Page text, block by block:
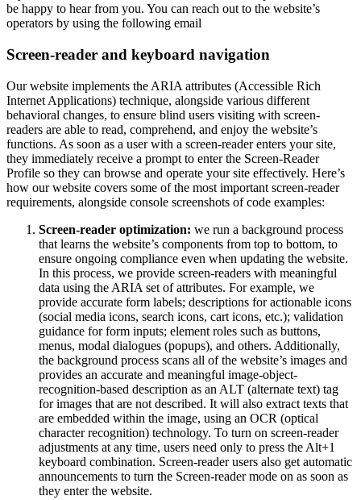
be happy to hear from you. You can reach out to the website’s
operators by using the following email
Screen-reader and keyboard navigation
Our website implements the ARIA attributes (Accessible Rich
Internet Applications) technique, alongside various different
behavioral changes, to ensure blind users visiting with screen-
readers are able to read, comprehend, and enjoy the website’s
functions. As soon as a user with a screen-reader enters your site,
they immediately receive a prompt to enter the Screen-Reader
Profile so they can browse and operate your site effectively. Here’s
how our website covers some of the most important screen-reader
requirements, alongside console screenshots of code examples:
Screen-reader optimization: we run a background process
that learns the website’s components from top to bottom, to
ensure ongoing compliance even when updating the website.
In this process, we provide screen-readers with meaningful
data using the ARIA set of attributes. For example, we
provide accurate form labels; descriptions for actionable icons
(social media icons, search icons, cart icons, etc.); validation
guidance for form inputs; element roles such as buttons,
menus, modal dialogues (popups), and others. Additionally,
the background process scans all of the website’s images and
provides an accurate and meaningful image-object-
recognition-based description as an ALT (alternate text) tag
for images that are not described. It will also extract texts that
are embedded within the image, using an OCR (optical
character recognition) technology. To turn on screen-reader
adjustments at any time, users need only to press the Alt+1
keyboard combination. Screen-reader users also get automatic
announcements to turn the Screen-reader mode on as soon as
they enter the website.